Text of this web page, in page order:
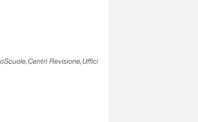
Revisione,Uffici